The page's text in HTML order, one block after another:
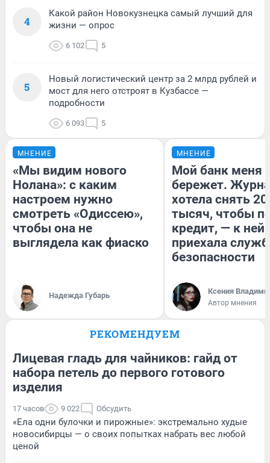
4
Какой район Новокузнецка самый лучший для
жизни — опрос
6 102 5
5
Новый логистический центр за 2 млрд рублей и
мост для него отстроят в Кузбассе —
подробности
6 093 5
МНЕНИЕ
«Мы видим нового
Нолана»: с каким
настроем нужно
смотреть «Одиссею»,
чтобы она не
выглядела как фиаско
Надежда Губарь
МНЕНИЕ
Мой банк меня
бережет.
хотела снять
тысяч, чтобы
кредит, — к
приехала
безопасности
Ксения
Автор мнения
РЕКОМЕНДУЕМ
Лицевая гладь для чайников: гайд от
набора петель до первого готового
изделия
17 часов 9 022 Обсудить
«Ела одни булочки и пирожные»: экстремально худые
новосибирцы — о своих попытках набрать вес любой
ценой